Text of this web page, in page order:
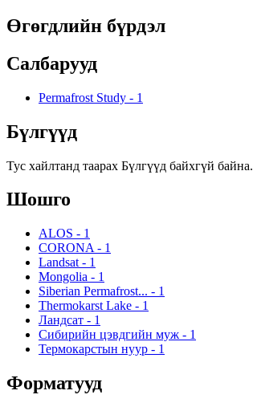
Өгөгдлийн бүрдэл
Салбарууд
Permafrost Study - 1
Бүлгүүд
Тус хайлтанд таарах Бүлгүүд байхгүй байна.
Шошго
ALOS - 1
CORONA - 1
Landsat - 1
Mongolia - 1
Siberian Permafrost... - 1
Thermokarst Lake - 1
Ландсат - 1
Сибирийн цэвдгийн муж - 1
Термокарстын нуур - 1
Форматууд